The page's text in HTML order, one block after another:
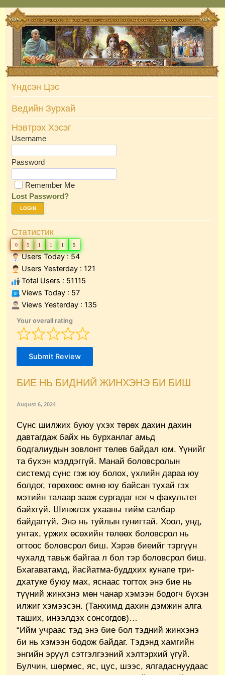
Skip
to
content
Үндсэн Цэс
Ведийн Зурхай
Нэвтрэх Хэсэг
Username
Password
Remember Me
Lost Password?
LOGIN
Статистик
0 5 1 1 1 5
Users Today : 54
Users Yesterday : 121
Total Users : 51115
Views Today : 57
Views Yesterday : 135
Your overall rating
Submit Review
БИЕ НЬ БИДНИЙ ЖИНХЭНЭ БИ БИШ
August 6, 2024
Сүнс шилжих буюу үхэх төрөх дахин дахин
давтагдаж байх нь бурханлаг амьд
бодгалиудын зовлонт төлөв байдал юм. Үүнийг
та бүхэн мэддэггүй. Манай боловсролын
системд сүнс гэж юу болох, үхлийн дараа юу
болдог, төрөхөөс өмнө юу байсан тухай гэх
мэтийн талаар зааж сургадаг нэг ч факультет
байхгүй. Шинжлэх ухааны тийм салбар
байдаггүй. Энэ нь туйлын гунигтай. Хоол, унд,
унтах, үржих өсөхийн төлөөх боловсрол нь
огтоос боловсрол биш. Хэрэв биеийг тэргүүн
чухалд тавьж байгаа л бол тэр боловсрол биш.
Бхагаватамд, йасйатма-буддхих кунапе три-
дхатуке буюу мах, яснаас тогтох энэ бие нь
түүний жинхэнэ мөн чанар хэмээн бодогч бүхэн
илжиг хэмээсэн. (Танхимд дахин дэмжин алга
таших, инээлдэх сонсогдов)…
“Ийм учраас тэд энэ бие бол тэдний жинхэнэ
би нь хэмээн бодож байдаг. Тэдэнд хамгийн
энгийн эрүүл сэтгэлгээний хэлтэрхий үгүй.
Булчин, шөрмөс, яс, цус, шээс, ялгадаснуудаас